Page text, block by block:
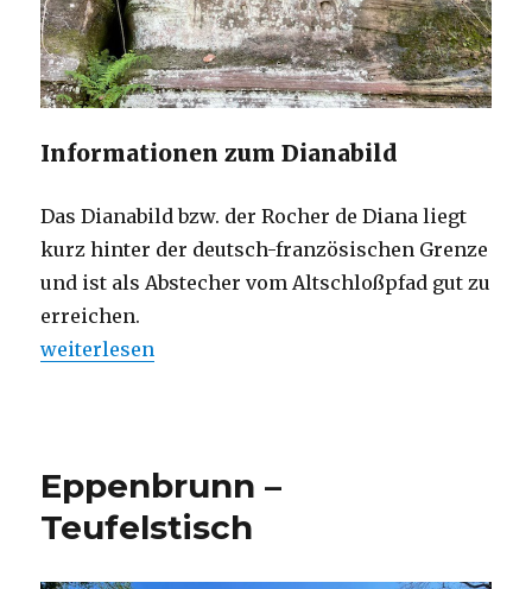
Informationen zum Dianabild
Das Dianabild bzw. der Rocher de Diana liegt
kurz hinter der deutsch-französischen Grenze
und ist als Abstecher vom Altschloßpfad gut zu
erreichen.
„Eppenbrunn – Dianabild“
weiterlesen
Eppenbrunn –
Teufelstisch